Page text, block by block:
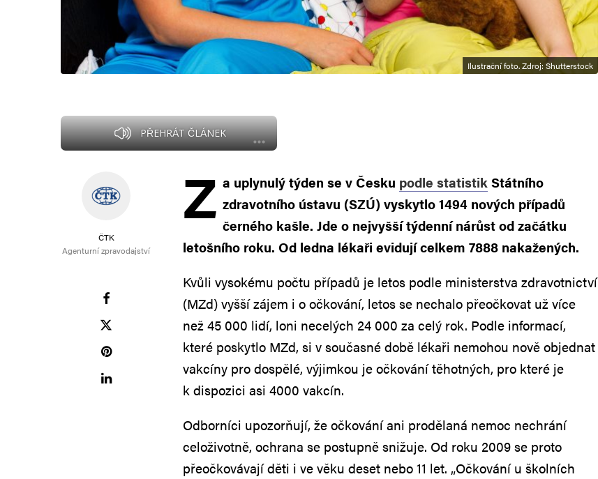
Ilustrační foto. Zdroj: Shutterstock
PŘEHRÁT ČLÁNEK
ČTK
Agenturní zpravodajství
Z a uplynulý týden se v Česku podle statistikStátního
zdravotního ústavu (SZÚ) vyskytlo 1494 nových případů
černého kašle. Jde o nejvyšší týdenní nárůst od začátku
letošního roku. Od ledna lékaři evidují celkem 7888 nakažených.
Kvůli vysokému počtu případů je letos podle ministerstva zdravotnictví
(MZd) vyšší zájem i o očkování, letos se nechalo přeočkovat už více
než 45 000 lidí, loni necelých 24 000 za celý rok. Podle informací,
které poskytlo MZd, si v současné době lékaři nemohou nově objednat
vakcíny pro dospělé, výjimkou je očkování těhotných, pro které je
k dispozici asi 4000 vakcín.
Odborníci upozorňují, že očkování ani prodělaná nemoc nechrání
celoživotně, ochrana se postupně snižuje. Od roku 2009 se proto
přeočkovávají děti i ve věku deset nebo 11 let. „Očkování u školních